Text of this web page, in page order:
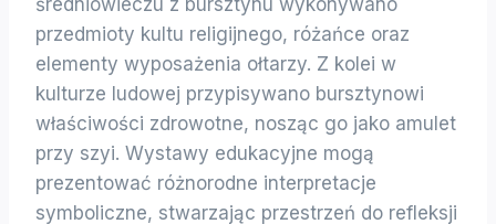
przedmioty kultu religijnego, różańce oraz
elementy wyposażenia ołtarzy. Z kolei w
kulturze ludowej przypisywano bursztynowi
właściwości zdrowotne, nosząc go jako amulet
przy szyi. Wystawy edukacyjne mogą
prezentować różnorodne interpretacje
symboliczne, stwarzając przestrzeń do refleksji